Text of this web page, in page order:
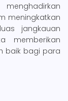
meningkatkan
jangkauan
memberikan
baik bagi para